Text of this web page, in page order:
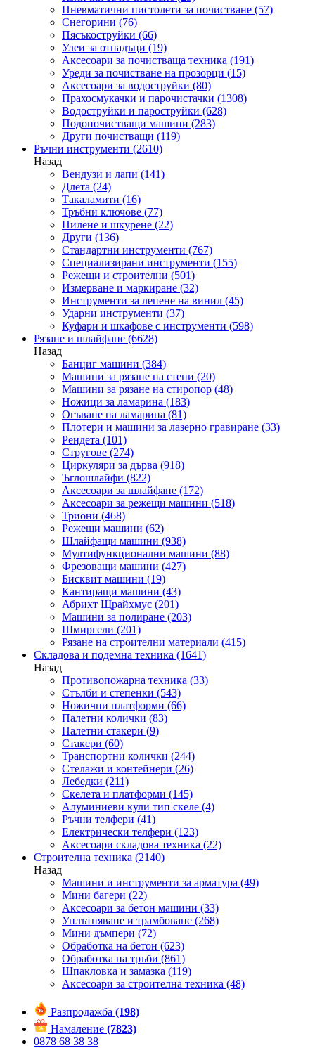
Пневматични пистолети за почистване (57)
Снегорини (76)
Пясъкоструйки (66)
Улеи за отпадъци (19)
Аксесоари за почистваща техника (191)
Уреди за почистване на прозорци (15)
Аксесоари за водоструйки (80)
Прахосмукачки и парочистачки (1308)
Водоструйки и пароструйки (628)
Подопочистващи машини (283)
Други почистващи (119)
Ръчни инструменти (2610)
Назад
Вендузи и лапи (141)
Длета (24)
Такаламити (16)
Тръбни ключове (77)
Пилене и шкурене (22)
Други (136)
Стандартни инструменти (767)
Специализирани инструменти (155)
Режещи и строителни (501)
Измерване и маркиране (32)
Инструменти за лепене на винил (45)
Ударни инструменти (37)
Куфари и шкафове с инструменти (598)
Рязане и шлайфане (6628)
Назад
Банциг машини (384)
Машини за рязане на стени (20)
Машини за рязане на стиропор (48)
Ножици за ламарина (183)
Огъване на ламарина (81)
Плотери и машини за лазерно гравиране (33)
Рендета (101)
Стругове (274)
Циркуляри за дърва (918)
Ъглошлайфи (822)
Аксесоари за шлайфане (172)
Аксесоари за режещи машини (518)
Триони (468)
Режещи машини (62)
Шлайфащи машини (938)
Мултифункционални машини (88)
Фрезоващи машини (427)
Бисквит машини (19)
Кантиращи машини (43)
Абрихт Щрайхмус (201)
Машини за полиране (203)
Шмиргели (201)
Рязане на строителни материали (415)
Складова и подемна техника (1641)
Назад
Противопожарна техника (33)
Стълби и степенки (543)
Ножични платформи (66)
Палетни колички (83)
Палетни стакери (9)
Стакери (60)
Транспортни колички (244)
Стелажи и контейнери (26)
Лебедки (211)
Скелета и платформи (145)
Алуминиеви кули тип скеле (4)
Ръчни телфери (41)
Електрически телфери (123)
Аксесоари складова техника (22)
Строителна техника (2140)
Назад
Машини и инструменти за арматура (49)
Мини багери (22)
Аксесоари за бетон машини (33)
Уплътняване и трамбоване (268)
Мини дъмпери (72)
Обработка на бетон (623)
Обработка на тръби (861)
Шпакловка и замазка (119)
Аксесоари за строителна техника (48)
Разпродажба (198)
Намаление (7823)
0878 68 38 38